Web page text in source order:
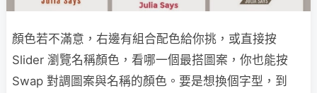
顏色若不滿意，右邊有組合配色給你挑，或直接按
Slider 瀏覽名稱顏色，看哪一個最搭圖案，你也能按
Swap 對調圖案與名稱的顏色。要是想換個字型，到